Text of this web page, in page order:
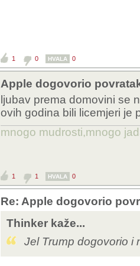
1 0 HVALA 0
Apple dogovorio
ljubav prema domovini se
ovih godina bili licemjeri je
mnogo mudrosti,mnogo
1 1 HVALA 0
Re: Apple dogovorio
Thinker kaže...
Jel Trump dogovorio i